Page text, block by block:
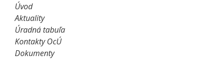
Úvod
Aktuality
Úradná tabuľa
Kontakty OcÚ
Dokumenty